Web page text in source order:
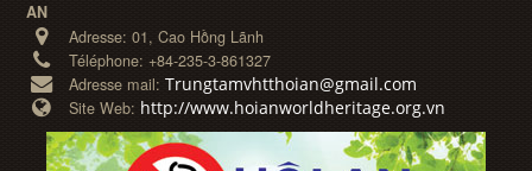
AN
Adresse:01, Cao Hồng Lãnh
Téléphone:+84-235-3-861327
Adresse mail:Trungtamvhtthoian@gmail.com
Site Web: http://www.hoianworldheritage.org.vn